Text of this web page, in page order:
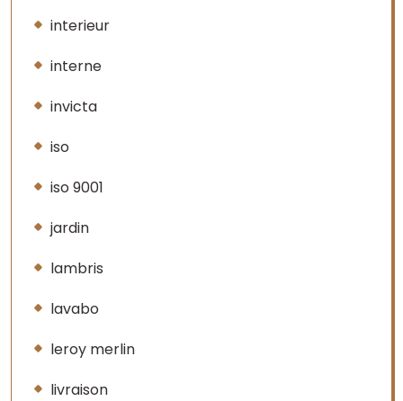
interieur
interne
invicta
iso
iso 9001
jardin
lambris
lavabo
leroy merlin
livraison